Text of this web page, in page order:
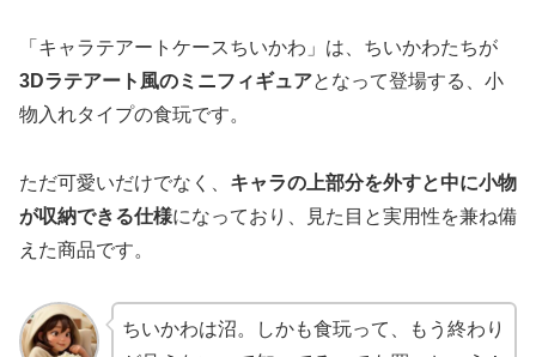
「キャラテアートケースちいかわ」は、ちいかわたちが
3Dラテアート風のミニフィギュアとなって登場する、小
物入れタイプの食玩です。
ただ可愛いだけでなく、 キャラの上部分を外すと中に小物
が収納できる仕様になっており、見た目と実用性を兼ね備
えた商品です。
ちいかわは沼。しかも食玩って、もう終わり